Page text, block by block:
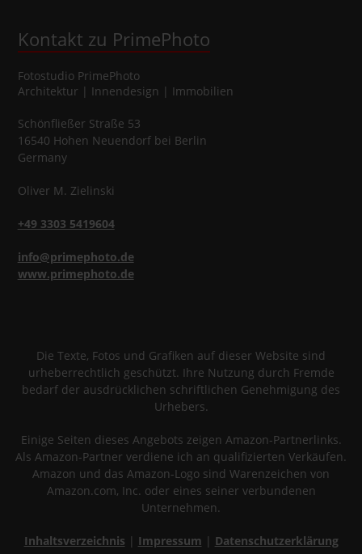
Kontakt zu PrimePhoto
Fotostudio PrimePhoto
Architektur | Innendesign | Immobilien
Schönfließer Straße 53
16540 Hohen Neuendorfbei Berlin
Germany
Oliver M. Zielinski
+49 3303 5419604
info@primephoto.de
www.primephoto.de
Die Texte, Fotos und Grafiken auf dieser Website sind
urheberrechtlich geschützt. Ihre Nutzung durch Fremde
bedarf der ausdrücklichen schriftlichen Genehmigung des
Urhebers.
Einige Seiten dieses Angebots zeigen Amazon-Partnerlinks.
Als Amazon-Partner verdiene ich an qualifizierten Verkäufen.
Amazon und das Amazon-Logo sind Warenzeichen von
Amazon.com, Inc. oder eines seiner verbundenen
Unternehmen.
Inhaltsverzeichnis | Impressum | Datenschutzerklärung